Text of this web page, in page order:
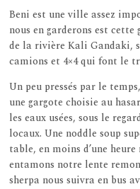
Beni est une ville assez
nous en garderons est
de la rivière Kali Gandaki,
camions et 4×4 qui font le
Un peu pressés par le
une gargote choisie au
les eaux usées, sous le
locaux. Une noddle soup
table, en moins d’une
entamons notre lente
sherpa nous suivra en bus